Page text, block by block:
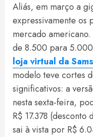
Aliás, em março a
expressivamente os
mercado
de 8.500 para
loja virtual da
modelo teve cortes
significativos: a
nesta sexta-feira,
R$ 17.378 (desconto
sai à vista por R$